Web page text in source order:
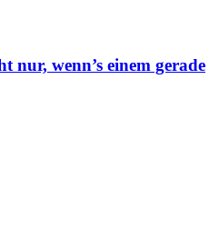
nur, wenn’s einem gerade